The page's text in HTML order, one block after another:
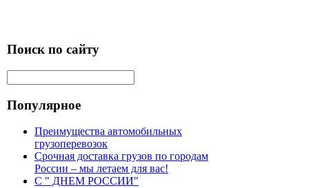
Поиск по сайту
Популярное
Преимущества автомобильных
грузоперевозок
Срочная доставка грузов по городам
России – мы летаем для вас!
С " ДНЕМ РОССИИ"